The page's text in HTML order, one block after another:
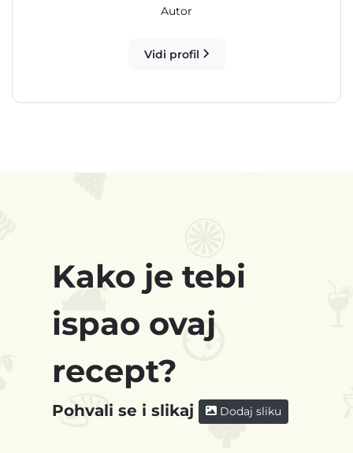
Autor
Vidi profil
Kako je tebi
ispao ovaj
recept?
Pohvali se i slikaj Dodaj sliku